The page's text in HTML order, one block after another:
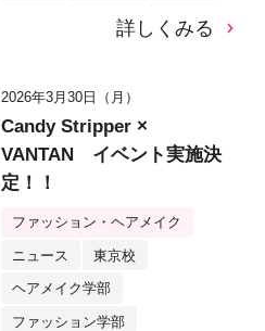
詳しくみる
2026年3月30日（月）
Candy Stripper ×
VANTAN イベント実施決
定！！
ファッション・ヘアメイク
ニュース 東京校
ヘアメイク学部
ファッション学部